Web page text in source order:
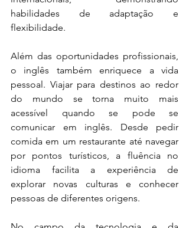
habilidades de adaptação e
flexibilidade.
Além das oportunidades profissionais,
o inglês também enriquece a vida
pessoal. Viajar para destinos ao redor
do mundo se torna muito mais
acessível quando se pode se
comunicar em inglês. Desde pedir
comida em um restaurante até navegar
por pontos turísticos, a fluência no
idioma facilita a experiência de
explorar novas culturas e conhecer
pessoas de diferentes origens.